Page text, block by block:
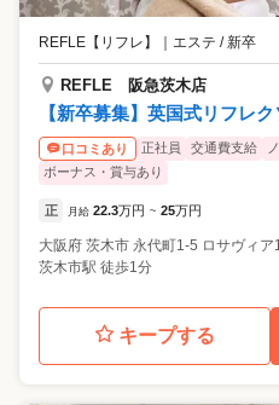
REFLE【リフレ】 ｜ エステ / 新卒
REFLE 阪急茨木店
【新卒募集】英国式リフレ
口コミあり 正社員 交通費支給
ボーナス・賞与あり
正 月給 22.3万円 ~ 25万円
大阪府 茨木市 永代町1-5 ロサヴィア
茨木市駅 徒歩1分
キープする